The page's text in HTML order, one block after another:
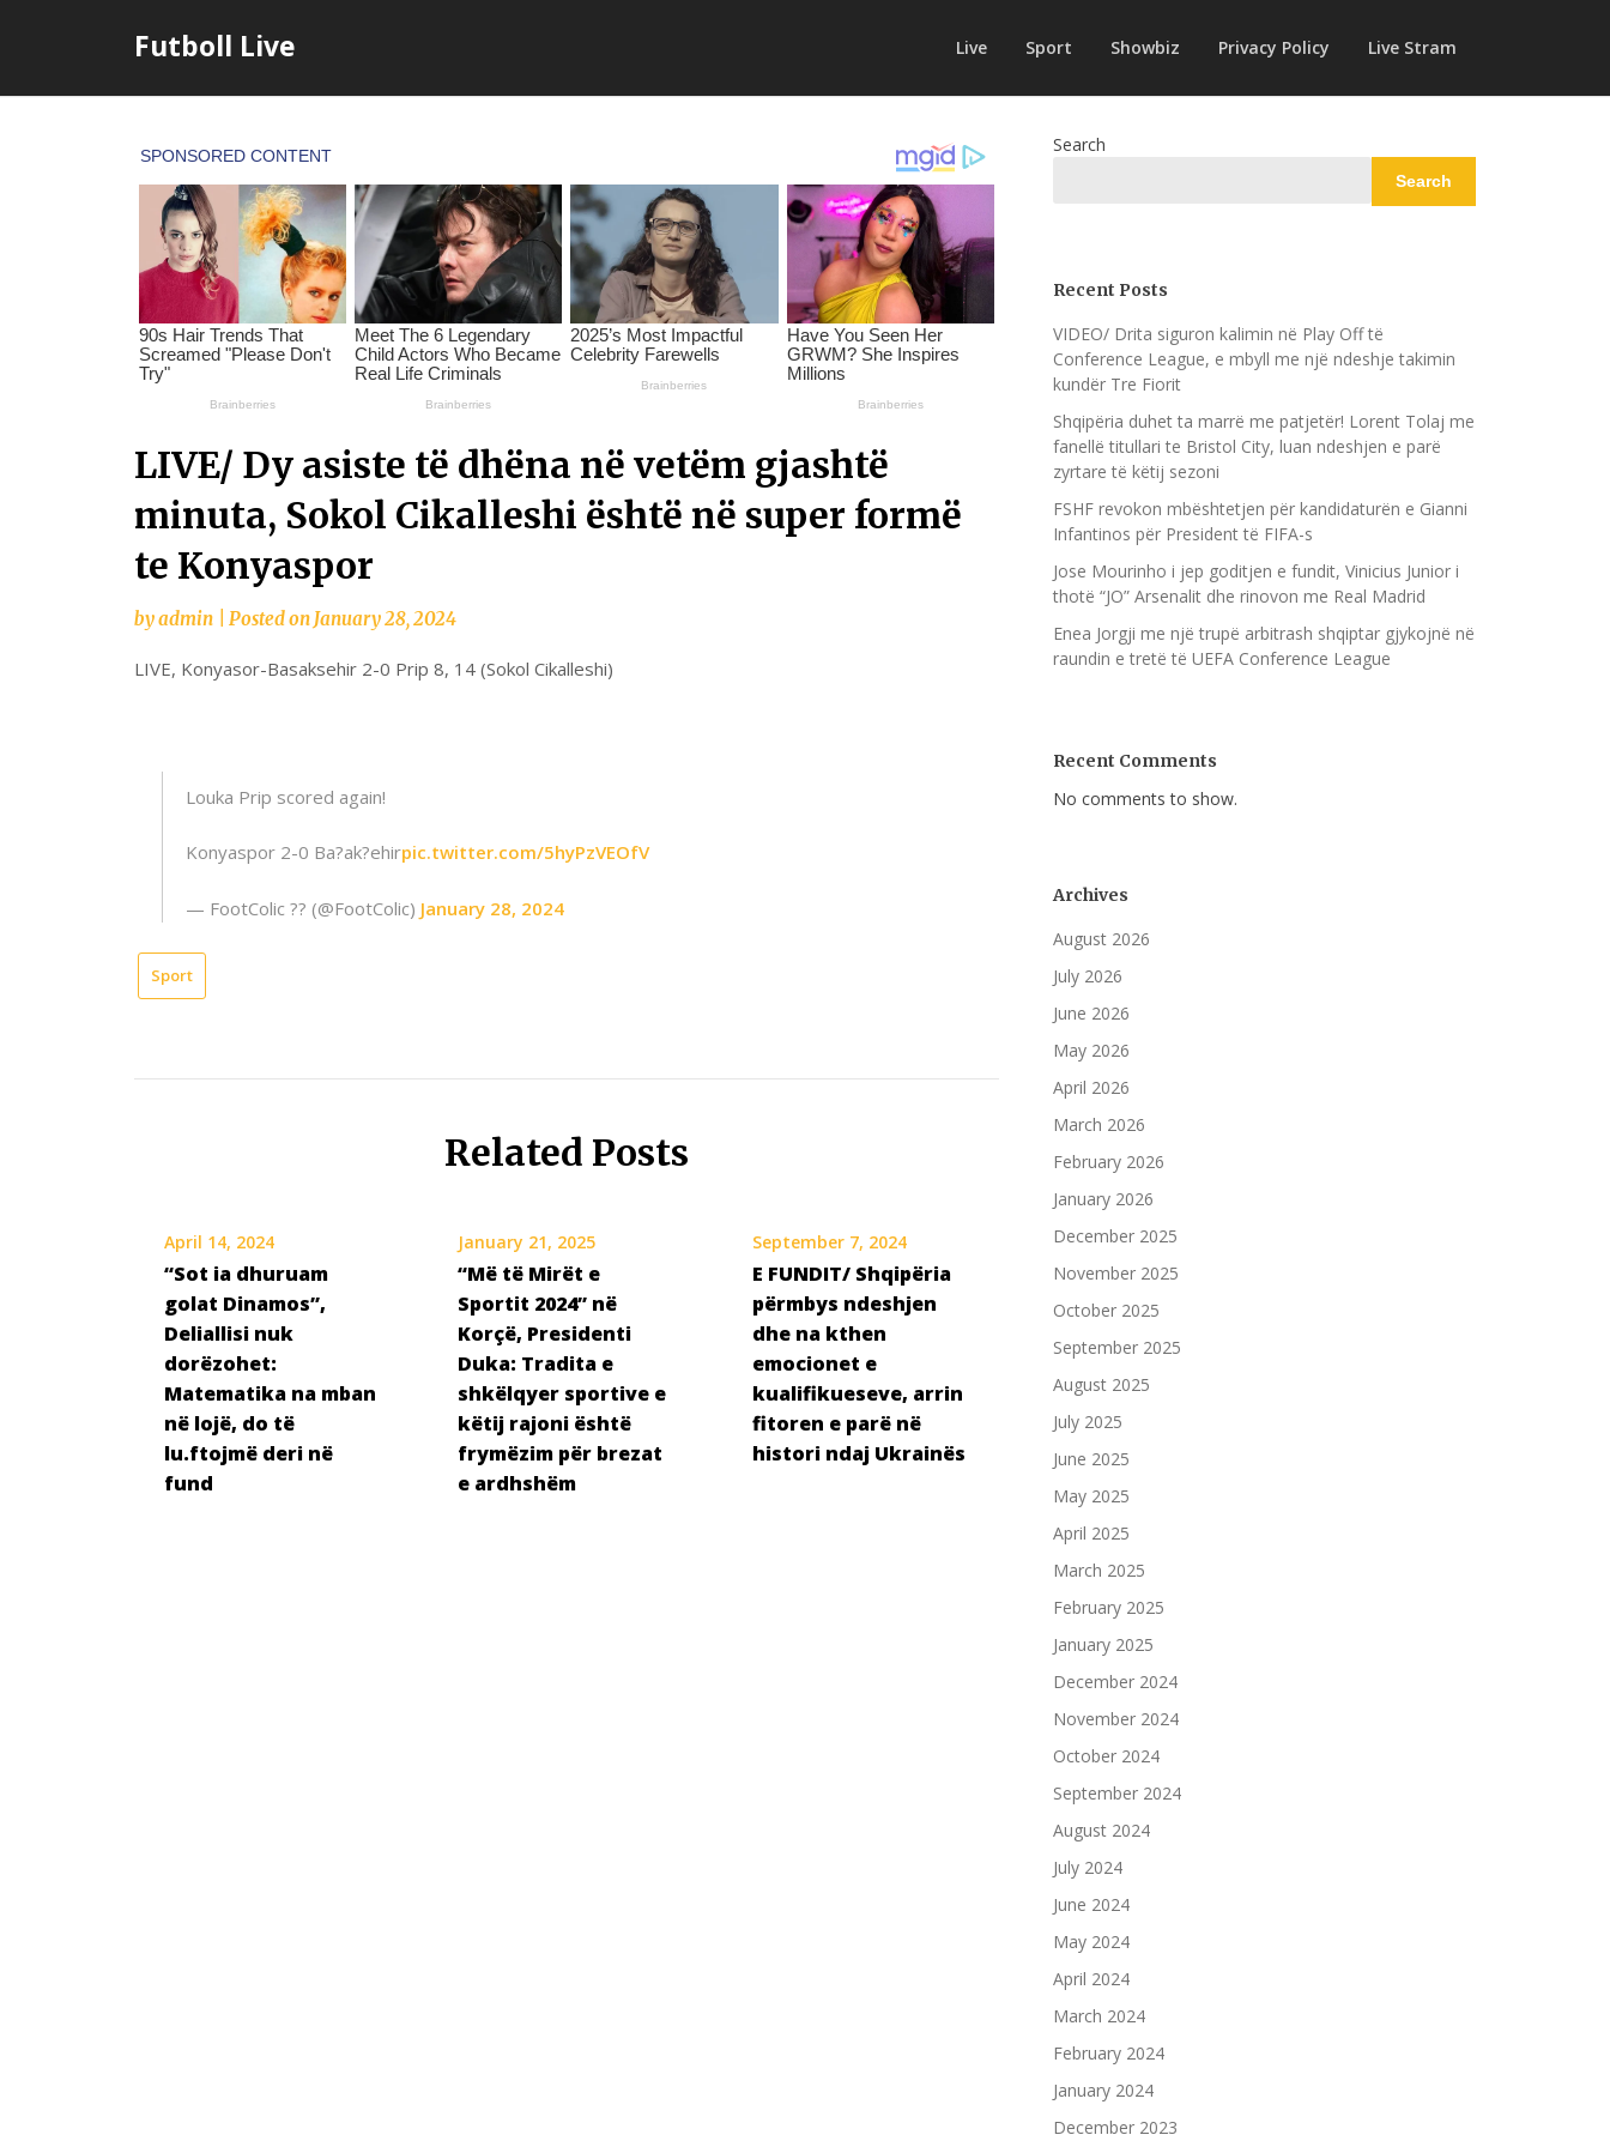
Futboll Live Live Sport Showbiz Privacy Policy Live Stram
LIVE/ Dy asiste të dhëna në vetëm gjashtë
minuta, Sokol Cikalleshi është në super formë
te Konyaspor
byadmin Posted onJanuary 28, 2024
LIVE, Konyasor-Basaksehir 2-0 Prip 8, 14 (Sokol Cikalleshi)
Louka Prip scored again!
Konyaspor 2-0 Ba?ak?ehirpic.twitter.com/5hyPzVEOfV
— FootColic ?? (@FootColic) January 28, 2024
Sport
Related Posts
April 14, 2024
“Sot ia dhuruam
golat Dinamos”,
Deliallisi nuk
dorëzohet:
Matematika na mban
në lojë, do të
lu.ftojmë deri në
fund
January 21, 2025
“Më të Mirët e
Sportit 2024” në
Korçë, Presidenti
Duka: Tradita e
shkëlqyer sportive e
këtij rajoni është
frymëzim për brezat
e ardhshëm
September 7, 2024
E FUNDIT/ Shqipëria
përmbys ndeshjen
dhe na kthen
emocionet e
kualifikueseve, arrin
fitoren e parë në
histori ndaj Ukrainës
Search
Search
Recent Posts
VIDEO/ Drita siguron kalimin në Play Off të
Conference League, e mbyll me një ndeshje takimin
kundër Tre Fiorit
Shqipëria duhet ta marrë me patjetër! Lorent Tolaj me
fanellë titullari te Bristol City, luan ndeshjen e parë
zyrtare të këtij sezoni
FSHF revokon mbështetjen për kandidaturën e Gianni
Infantinos për President të FIFA-s
Jose Mourinho i jep goditjen e fundit, Vinicius Junior i
thotë “JO” Arsenalit dhe rinovon me Real Madrid
Enea Jorgji me një trupë arbitrash shqiptar gjykojnë në
raundin e tretë të UEFA Conference League
Recent Comments
No comments to show.
Archives
August 2026
July 2026
June 2026
May 2026
April 2026
March 2026
February 2026
January 2026
December 2025
November 2025
October 2025
September 2025
August 2025
July 2025
June 2025
May 2025
April 2025
March 2025
February 2025
January 2025
December 2024
November 2024
October 2024
September 2024
August 2024
July 2024
June 2024
May 2024
April 2024
March 2024
February 2024
January 2024
December 2023